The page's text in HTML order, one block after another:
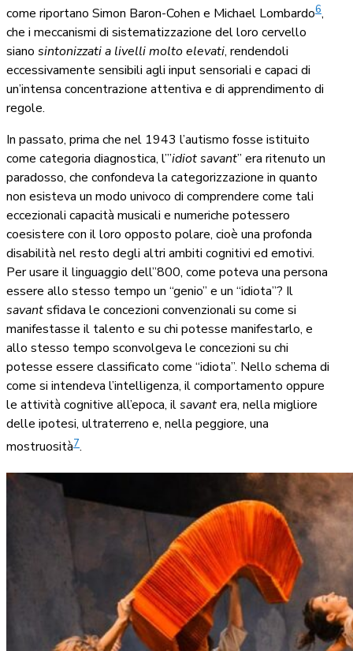
come riportano Simon Baron-Cohen e Michael Lombardo6,
che i meccanismi di sistematizzazione del loro cervello
siano sintonizzati a livelli molto elevati, rendendoli
eccessivamente sensibili agli input sensoriali e capaci di
un’intensa concentrazione attentiva e di apprendimento di
regole.
In passato, prima che nel 1943 l’autismo fosse istituito
come categoria diagnostica, l’”idiot savant” era ritenuto un
paradosso, che confondeva la categorizzazione in quanto
non esisteva un modo univoco di comprendere come tali
eccezionali capacità musicali e numeriche potessero
coesistere con il loro opposto polare, cioè una profonda
disabilità nel resto degli altri ambiti cognitivi ed emotivi.
Per usare il linguaggio dell’’800, come poteva una persona
essere allo stesso tempo un “genio” e un “idiota”? Il
savantsfidava le concezioni convenzionali su come si
manifestasse il talento e su chi potesse manifestarlo, e
allo stesso tempo sconvolgeva le concezioni su chi
potesse essere classificato come “idiota”. Nello schema di
come si intendeva l’intelligenza, il comportamento oppure
le attività cognitive all’epoca, ilsavantera, nella migliore
delle ipotesi, ultraterreno e, nella peggiore, una
mostruosità7.